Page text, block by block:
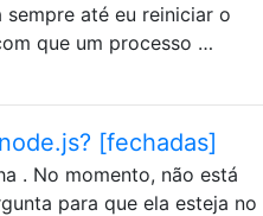
até eu reiniciar o
que um processo …
[fechadas]
. No momento, não está
para que ela esteja no